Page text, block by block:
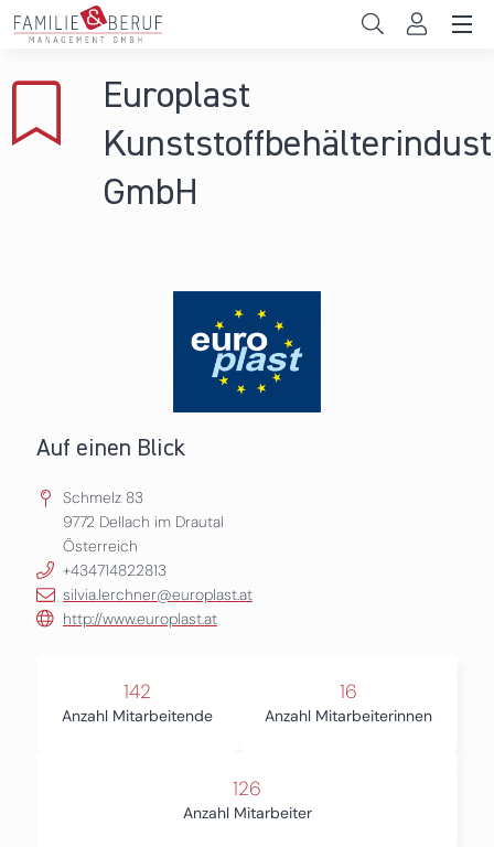
Direkt zum Inhalt
Gemeinden
Hochschulen
Europlast
GmbH
Auf einen Blick
Schmelz 83
9772 Dellach im Drautal
Österreich
+434714822813
silvia.lerchner@europlast.at
http://www.europlast.at
142
Anzahl Mitarbeitende
16
Anzahl Mitarbeiterinnen
126
Anzahl Mitarbeiter